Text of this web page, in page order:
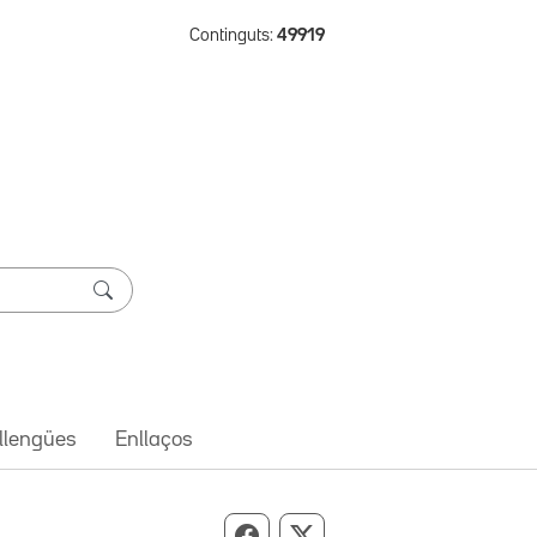
Continguts: 49919
Enllaços